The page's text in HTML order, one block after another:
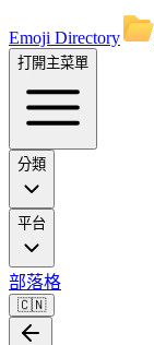
Emoji Directory
打開主菜單
分類
平台
部落格
🇨🇳